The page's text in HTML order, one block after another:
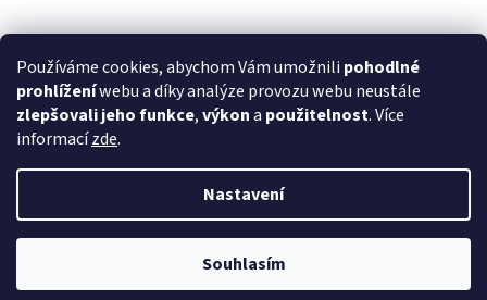
Používáme cookies, abychom Vám umožnili pohodlné
prohlíženíwebu a díky analýze provozu webu neustále
zlepšovali jeho funkce,výkona použitelnost. Více
informacízde.
Nastavení
Souhlasím